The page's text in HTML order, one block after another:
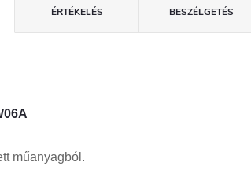
ÉRTÉKELÉS BESZÉLGETÉS
műanyagból.